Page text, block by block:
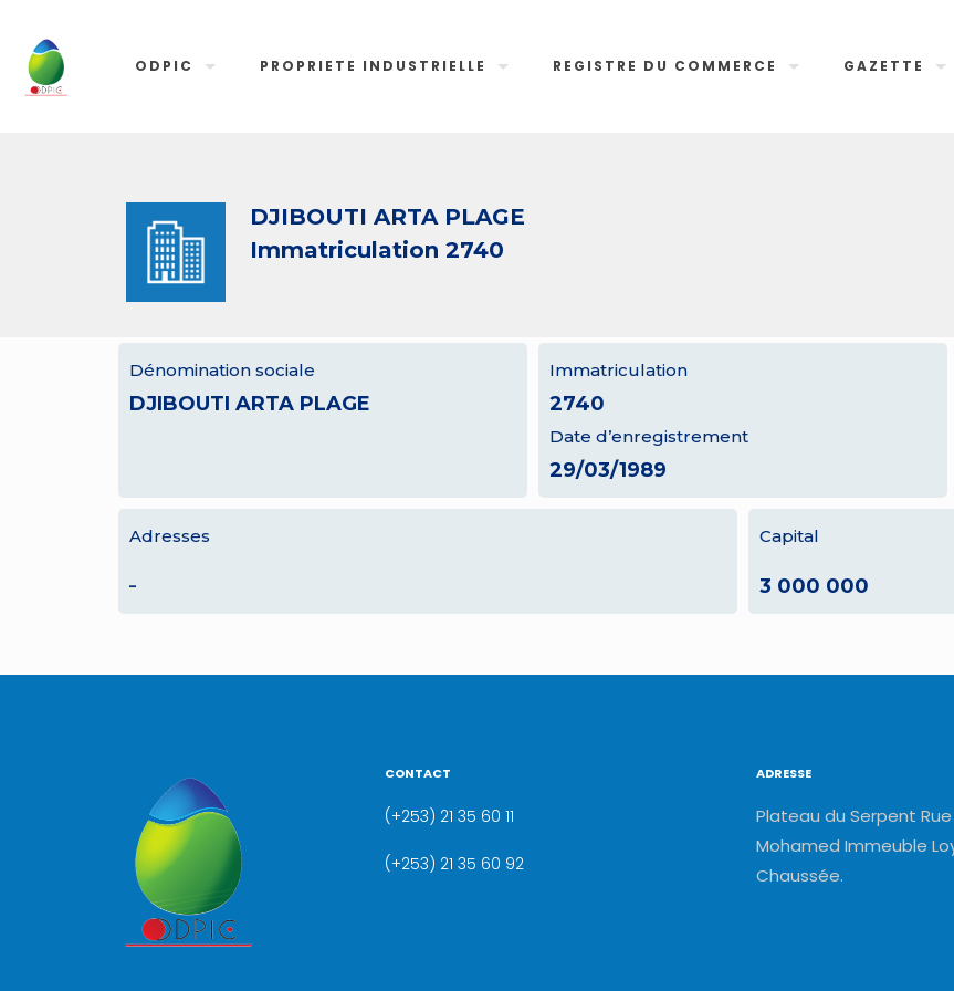
ODPIC PROPRIETE INDUSTRIELLE REGISTRE DU COMMERCE GAZETTE
DJIBOUTI ARTA PLAGE
Immatriculation 2740
Dénomination sociale
DJIBOUTI ARTA PLAGE
Immatriculation
2740
Date d’enregistrement
29/03/1989
Adresses
–
Capital
3 000 000
CONTACT
(+253) 21 35 60 11
(+253) 21 35 60 92
ADRESSE
Plateau du Serpent
Mohamed Immeuble
Chaussée.